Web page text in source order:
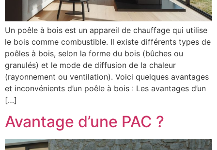
Un poêle à bois est un appareil de chauffage qui utilise
le bois comme combustible. Il existe différents types de
poêles à bois, selon la forme du bois (bûches ou
granulés) et le mode de diffusion de la chaleur
(rayonnement ou ventilation). Voici quelques avantages
et inconvénients d’un poêle à bois : Les avantages d’un
[…]
Avantage d’une PAC ?